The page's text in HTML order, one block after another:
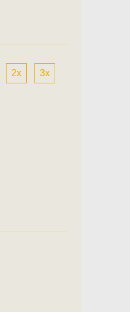
2x 3x